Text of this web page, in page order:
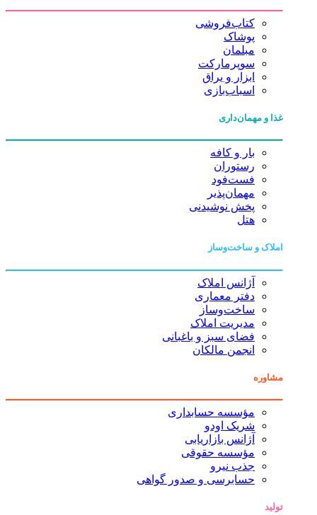
کتاب‌فروشی
پوشاک
مبلمان
سوپرمارکت
ابزار و یراق
اسباب‌بازی
غذا و مهمان‌داری
بار و کافه
رستوران
فست‌فود
مهمان‌پذیر
پخش نوشیدنی
هتل
املاک و ساخت‌وساز
آژانس املاک
دفتر معماری
ساخت‌وساز
مدیریت املاک
فضای سبز و باغبانی
انجمن مالکان
مشاوره
مؤسسه حسابداری
شریک اودو
آژانس بازاریابی
مؤسسه حقوقی
جذب نیرو
حسابرسی و صدور گواهی
تولید